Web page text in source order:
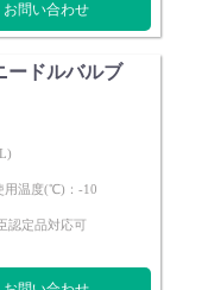
お問い合わせ
ードルバルブ
温度(℃)：-10
認定品対応可